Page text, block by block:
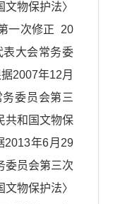
物保护法〉
一次修正 20
大会常务委
2007年12月
委员会第三
共和国文物保
2013年6月29
委员会第三次
物保护法〉